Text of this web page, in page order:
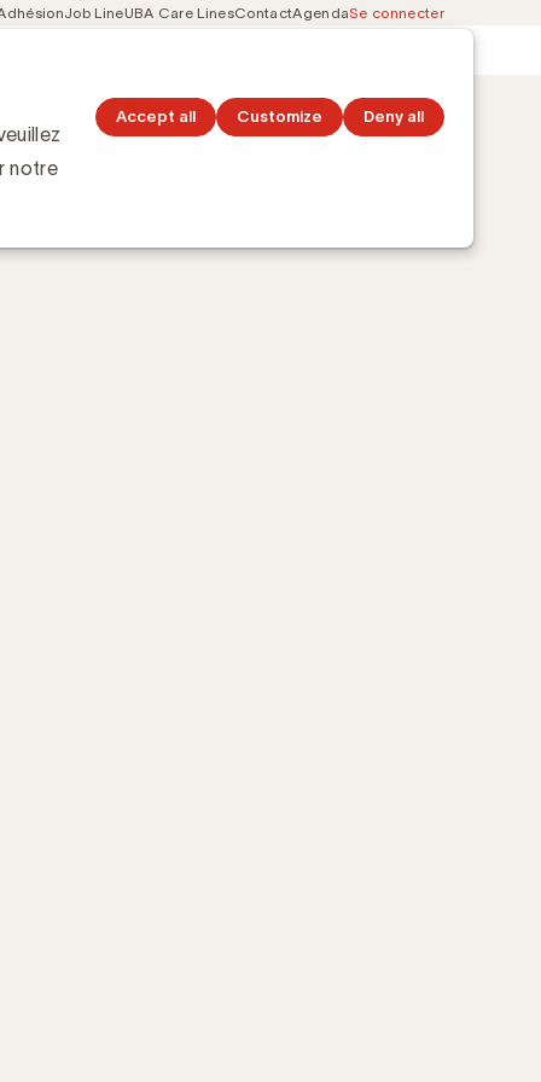
notre
Accept all Customize Deny all
Job LineUBA Care LinesContactAgendaSe connecter